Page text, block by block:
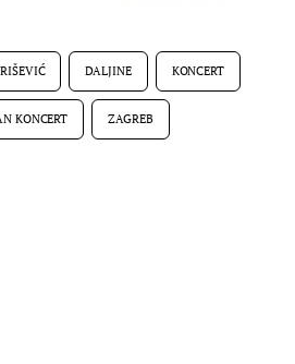
DALJINE KONCERT
KONCERT ZAGREB